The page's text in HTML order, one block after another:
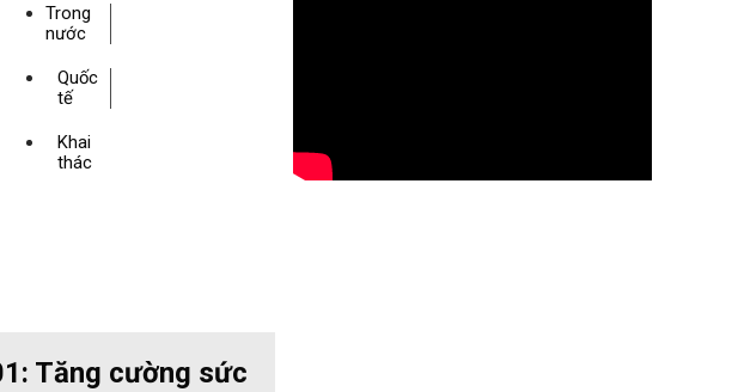
Trong
nước
Quốc
tế
Khai
thác
Tăng cường sức